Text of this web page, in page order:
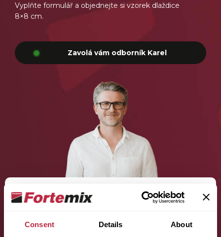
Consent Details About
Vyplňte formulář a objednejte si vzorek dlaždice
8×8 cm.
Zavolá vám odborník Karel
Jméno (povinné):